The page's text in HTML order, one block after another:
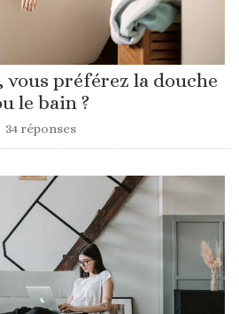
vous préférez la douche
le bain ?
34 réponses